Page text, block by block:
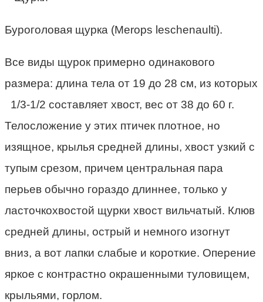
Буроголовая щурка (Merops leschenaulti).
Все виды щурок примерно одинакового
размера: длина тела от 19 до 28 см, из которых
1/3-1/2 составляет хвост, вес от 38 до 60 г.
Телосложение у этих птичек плотное, но
изящное, крылья средней длины, хвост узкий с
тупым срезом, причем центральная пара
перьев обычно гораздо длиннее, только у
ласточкохвостой щурки хвост вильчатый. Клюв
средней длины, острый и немного изогнут
вниз, а вот лапки слабые и короткие. Оперение
яркое с контрастно окрашенными туловищем,
крыльями, горлом.